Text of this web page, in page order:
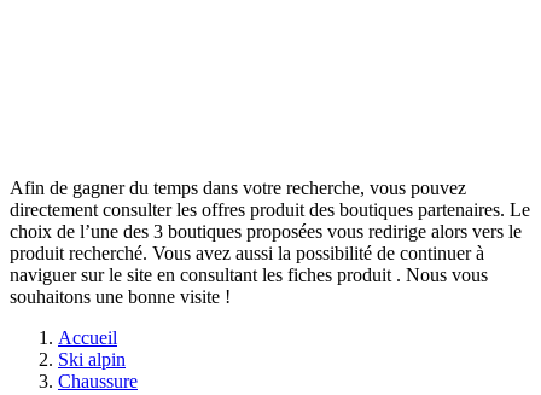
Afin de gagner du temps dans votre recherche, vous pouvez
directement consulter les offres produit des boutiques partenaires. Le
choix de l’une des 3 boutiques proposées vous redirige alors vers le
produit recherché. Vous avez aussi la possibilité de continuer à
naviguer sur le site en consultant les fiches produit . Nous vous
souhaitons une bonne visite !
Accueil
Ski alpin
Chaussure